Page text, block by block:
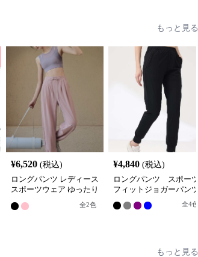
もっと見る
¥6,520 (税込)
ロングパンツ レディース
スポーツウェア ゆったり
全2色
¥4,840 (税込)
ロングパンツ スポーツ
フィットジョガーパンツ
全4色
もっと見る